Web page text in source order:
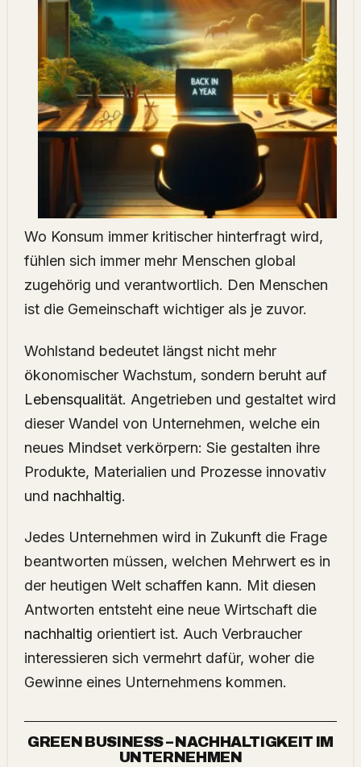
Wo Konsum immer kritischer hinterfragt wird,
fühlen sich immer mehr Menschen global
zugehörig und verantwortlich. Den Menschen
ist die Gemeinschaft wichtiger als je zuvor.
Wohlstand bedeutet längst nicht mehr
ökonomischer Wachstum, sondern beruht auf
Lebensqualität. Angetrieben und gestaltet wird
dieser Wandel von Unternehmen, welche ein
neues Mindset verkörpern: Sie gestalten ihre
Produkte, Materialien und Prozesse innovativ
und nachhaltig.
Jedes Unternehmen wird in Zukunft die Frage
beantworten müssen, welchen Mehrwert es in
der heutigen Welt schaffen kann. Mit diesen
Antworten entsteht eine neue Wirtschaft die
nachhaltig orientiert ist. Auch Verbraucher
interessieren sich vermehrt dafür, woher die
Gewinne eines Unternehmens kommen.
GREEN BUSINESS – NACHHALTIGKEIT IM
UNTERNEHMEN